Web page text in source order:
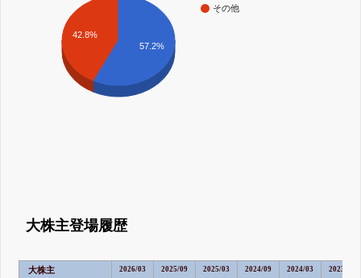
その他
42.8%
57.2%
大株主登場履歴
大株主 2026/03 2025/09 2025/03 2024/09 2024/03 2023/09